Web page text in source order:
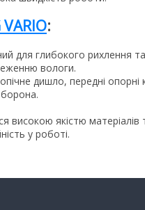
VARIO:
для глибокого рихлення
вологи.
дишло, передні опорні
високою якістю
у роботі.